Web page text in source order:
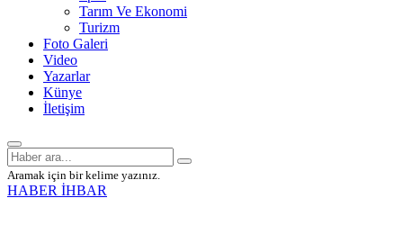
Tarım Ve Ekonomi
Turizm
Foto Galeri
Video
Yazarlar
Künye
İletişim
Aramak için bir kelime yazınız.
HABER İHBAR